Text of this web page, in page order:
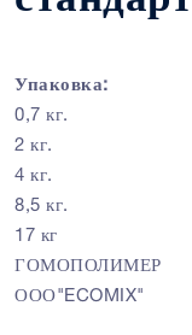
Упаковка:
0,7 кг.
2 кг.
4 кг.
8,5 кг.
17 кг
ГОМОПОЛИМЕР
ООО"ECOMIX"